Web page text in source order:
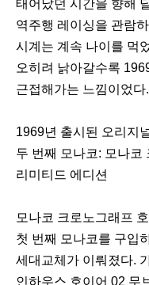
태어났던 시간을 향해
역주행 레이싱을 관람
시계는 계속 나이를 먹
오히려 낡아갈수록
근접해가는 느낌이었다.
1969년 출시된 오리지
두 번째 모나코: 모나코
리미티드 에디션
모나코 크로노그래프
첫 번째 모나코를 구입
세대교체가 이뤄졌다.
인하우스 호이어 02 무